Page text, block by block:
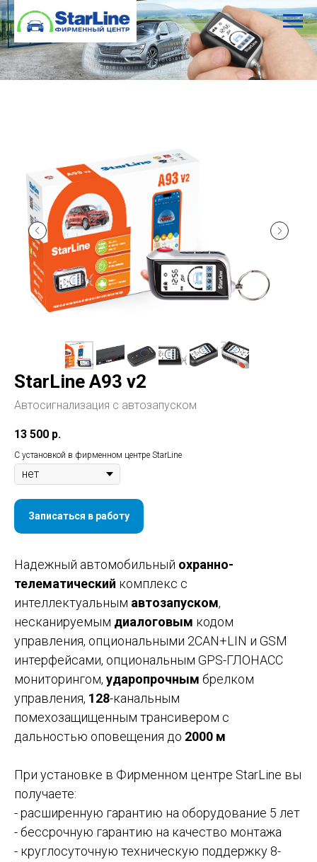
StarLine A93 v2
Автосигнализация с автозапуском
13 500 р.
С установкой в фирменном центре StarLine
Записаться в работу
Надежный автомобильный охранно-
телематический комплекс с
интеллектуальным автозапуском,
несканируемым диалоговым кодом
управления, опциональными 2CAN+LIN и GSM
интерфейсами, опциональным GPS-ГЛОНАСС
мониторингом, ударопрочным брелком
управления, 128-канальным
помехозащищенным трансивером с
дальностью оповещения до 2000 м
При установке в Фирменном центре StarLine вы
получаете:
- расширенную гарантию на оборудование 5 лет
- бессрочную гарантию на качество монтажа
- круглосуточную техническую поддержку 8-